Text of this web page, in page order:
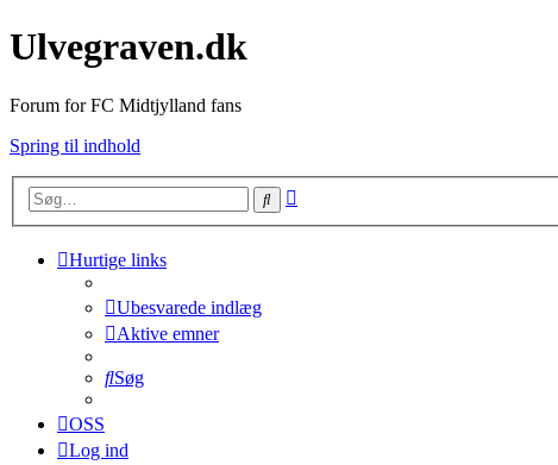
Ulvegraven.dk
Forum for FC Midtjylland fans
Spring til indhold
Søg
Hurtige links
Ubesvarede indlæg
Aktive emner
Søg
OSS
Log ind